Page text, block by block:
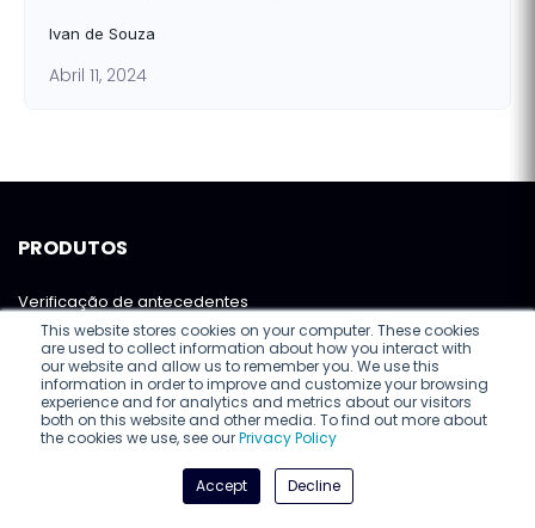
This website stores cookies on your computer. These cookies
are used to collect information about how you interact with
our website and allow us to remember you. We use this
information in order to improve and customize your browsing
experience and for analytics and metrics about our visitors
both on this website and other media. To find out more about
the cookies we use, see ourPrivacy Policy
Accept Decline
Ivan de Souza
Abril 11, 2024
PRODUTOS
Verificação de antecedentes
Validação de identidade digital
Customer Engagement
Assinatura eletrônica ↗